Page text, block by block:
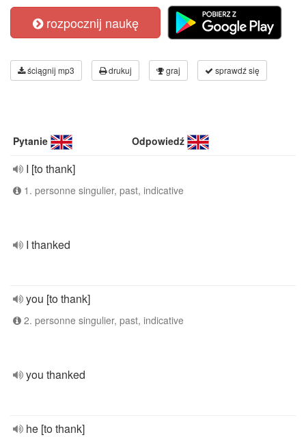
rozpocznij naukę
ściągnij mp3 drukuj graj sprawdź się
Pytanie Odpowiedź
I [to thank]
1. personne singulier, past, indicative
I thanked
you [to thank]
2. personne singulier, past, indicative
you thanked
he [to thank]